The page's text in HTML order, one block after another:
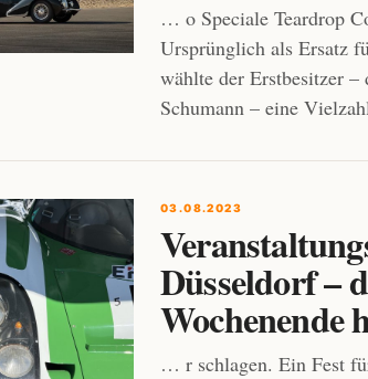
… o Speciale Teardrop
Ursprünglich als Ersatz
wählte der Erstbesitzer
Schumann – eine
03.08.2023
Düsseldorf –
Wochenende
… r schlagen. Ein Fest